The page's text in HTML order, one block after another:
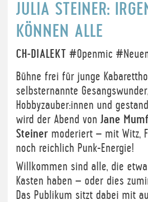
JULIA STEINER:
KÖNNEN ALLE
CH-DIALEKT #Openmic
Bühne frei für junge
selbsternannte
Hobbyzauber:innen und
wird der Abend von Jane
Steiner moderiert – mit Witz,
noch reichlich Punk-Energie!
Willkommen sind alle, die
Kasten haben – oder dies
Das Publikum sitzt dabei mit